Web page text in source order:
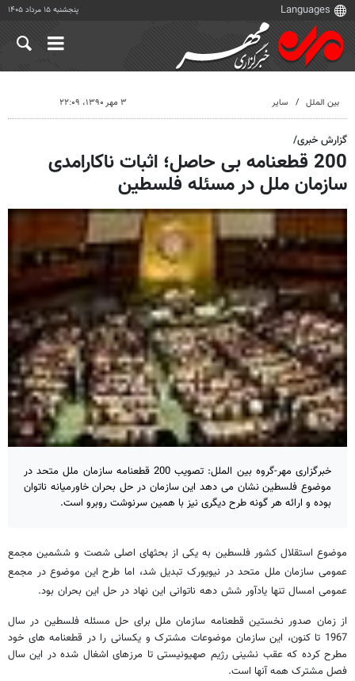
پنجشنبه ۱۵ مرداد ۱۴۰۵
بین الملل سایر ۳ مهر ۱۳۹۰، ۲۲:۰۹
گزارش خبری/
200 قطعنامه بی حاصل؛ اثبات ناکارامدی
سازمان ملل در مسئله فلسطین
خبرگزاری مهر-گروه بین الملل: تصویب 200 قطعنامه سازمان ملل متحد در
موضوع فلسطین نشان می دهد این سازمان در حل بحران خاورمیانه ناتوان
بوده و ارائه هر گونه طرح دیگری نیز با همین سرنوشت روبرو است.
موضوع استقلال کشور فلسطین به یکی از بحثهای اصلی شصت و ششمین مجمع
عمومی سازمان ملل متحد در نیویورک تبدیل شد، اما طرح این موضوع در مجمع
عمومی امسال تنها یادآور شش دهه ناتوانی این نهاد در حل این بحران بود.
از زمان صدور نخستین قطعنامه سازمان ملل برای حل مسئله فلسطین در سال
1967 تا کنون، این سازمان موضوعات مشترک و یکسانی را در قطعنامه های خود
مطرح کرده که عقب نشینی رژیم صهیونیستی تا مرزهای اشغال شده در این سال
فصل مشترک همه آنها است.